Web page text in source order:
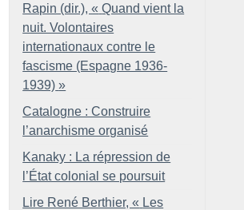
Rapin (dir.), « Quand vient la
nuit. Volontaires
internationaux contre le
fascisme (Espagne 1936-
1939) »
Catalogne : Construire
l’anarchisme organisé
Kanaky : La répression de
l’État colonial se poursuit
Lire René Berthier, « Les